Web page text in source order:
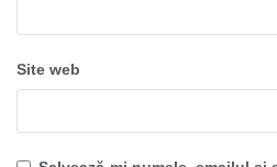
Site web